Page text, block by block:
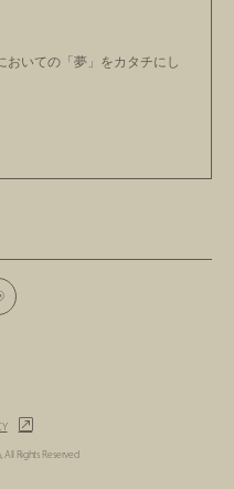
おいての 「夢」をカタチにし
Rights Reserved